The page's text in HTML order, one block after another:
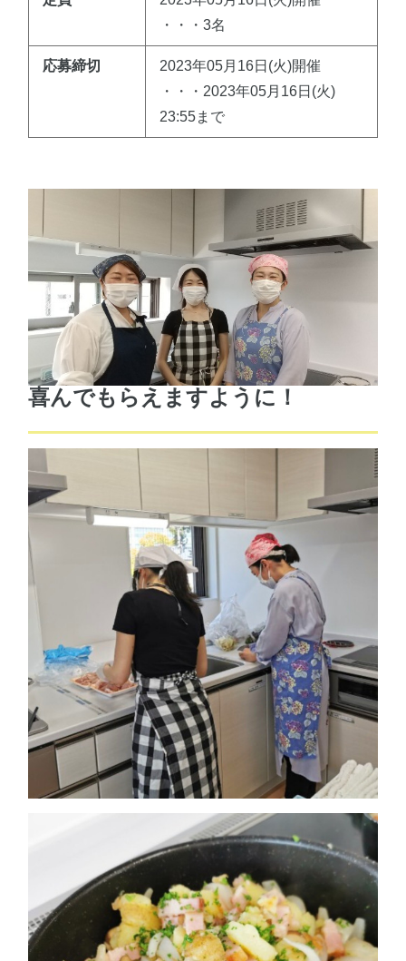
・・・3名
応募締切
2023年05月16日(火)開催
・・・2023年05月16日(火)
23:55まで
喜んでもらえますように！